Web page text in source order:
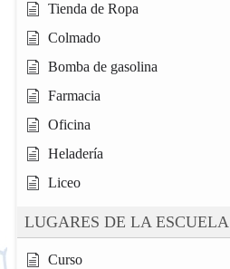
Tienda de Ropa
Colmado
Bomba de gasolina
Farmacia
Oficina
Heladería
Liceo
LUGARES DE LA ESCUELA
Curso